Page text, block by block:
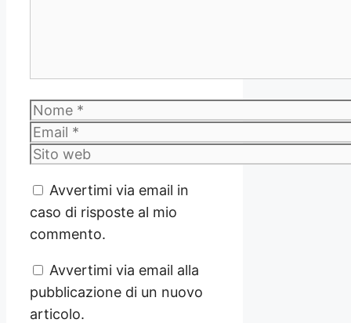
Nome
Email
Sito
Avvertimi via email in
caso di risposte al mio
commento.
Avvertimi via email alla
pubblicazione di un nuovo
articolo.